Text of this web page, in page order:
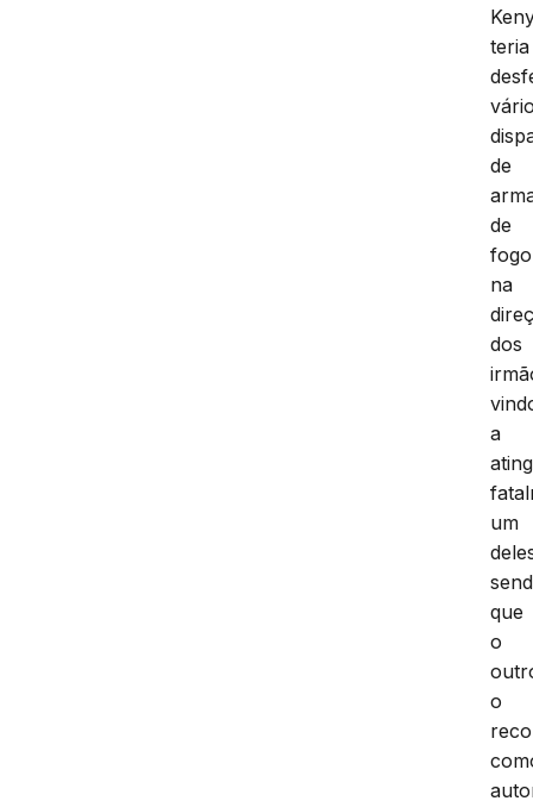
teria
de
de
fogo
na
dos
a
um
que
o
o